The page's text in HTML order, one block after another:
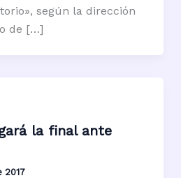
según la dirección
de […]
la final ante
2017